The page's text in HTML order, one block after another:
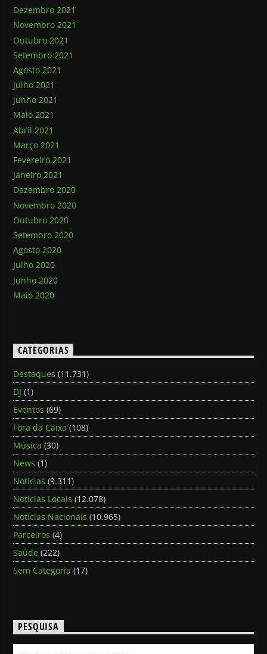
Dezembro 2021
Novembro 2021
Outubro 2021
Setembro 2021
Agosto 2021
Julho 2021
Junho 2021
Maio 2021
Abril 2021
Março 2021
Fevereiro 2021
Janeiro 2021
Dezembro 2020
Novembro 2020
Outubro 2020
Setembro 2020
Agosto 2020
Julho 2020
Junho 2020
Maio 2020
CATEGORIAS
Destaques (11.731)
DJ (1)
Eventos (69)
Fora da Caixa (108)
Música (30)
News (1)
Noticias (9.311)
Notícias Locais (12.078)
Notícias Nacionais (10.965)
Parceiros (4)
Saúde (222)
Sem Categoria (17)
PESQUISA